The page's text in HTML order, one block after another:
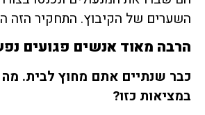
השערים של הקיבוץ. התחקיר הזה
הרבה מאוד אנשים פגועים
כבר שנתיים אתם מחוץ לבית.
במציאות כזו?